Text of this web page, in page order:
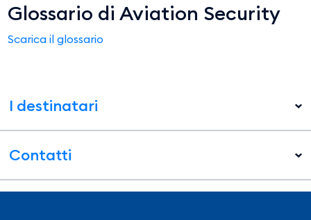
Glossario di Aviation Security
Scarica il glossario
I destinatari
Contatti